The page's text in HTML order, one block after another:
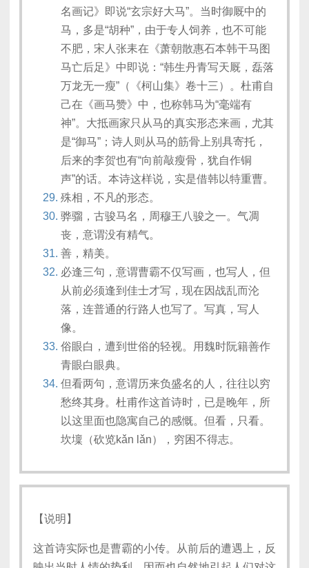
名画记》即说“玄宗好大马”。当时御厩中的
马，多是“胡种”，由于专人饲养，也不可能
不肥，宋人张耒在《萧朝散惠石本韩干马图
马亡后足》中即说：“韩生丹青写天厩，磊落
万龙无一瘦”（《柯山集》卷十三）。杜甫自
己在《画马赞》中，也称韩马为“毫端有
神”。大抵画家只从马的真实形态来画，尤其
是“御马”；诗人则从马的筋骨上别具寄托，
后来的李贺也有“向前敲瘦骨，犹自作铜
声”的话。本诗这样说，实是借韩以特重曹。
殊相，不凡的形态。
骅骝，古骏马名，周穆王八骏之一。气凋
丧，意谓没有精气。
善，精美。
必逢三句，意谓曹霸不仅写画，也写人，但
从前必须逢到佳士才写，现在因战乱而沦
落，连普通的行路人也写了。写真，写人
像。
俗眼白，遭到世俗的轻视。用魏时阮籍善作
青眼白眼典。
但看两句，意谓历来负盛名的人，往往以穷
愁终其身。杜甫作这首诗时，已是晚年，所
以这里面也隐寓自己的感慨。但看，只看。
坎壈（砍览kǎn lǎn），穷困不得志。
【说明】
这首诗实际也是曹霸的小传。从前后的遭遇上，反